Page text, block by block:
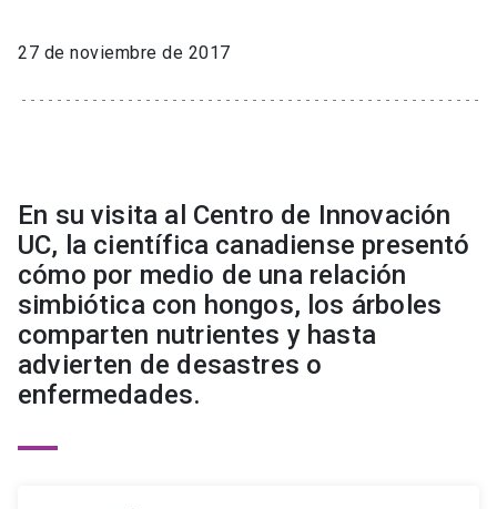
27 de noviembre de 2017
En su visita al Centro de Innovación
UC, la científica canadiense presentó
cómo por medio de una relación
simbiótica con hongos, los árboles
comparten nutrientes y hasta
advierten de desastres o
enfermedades.